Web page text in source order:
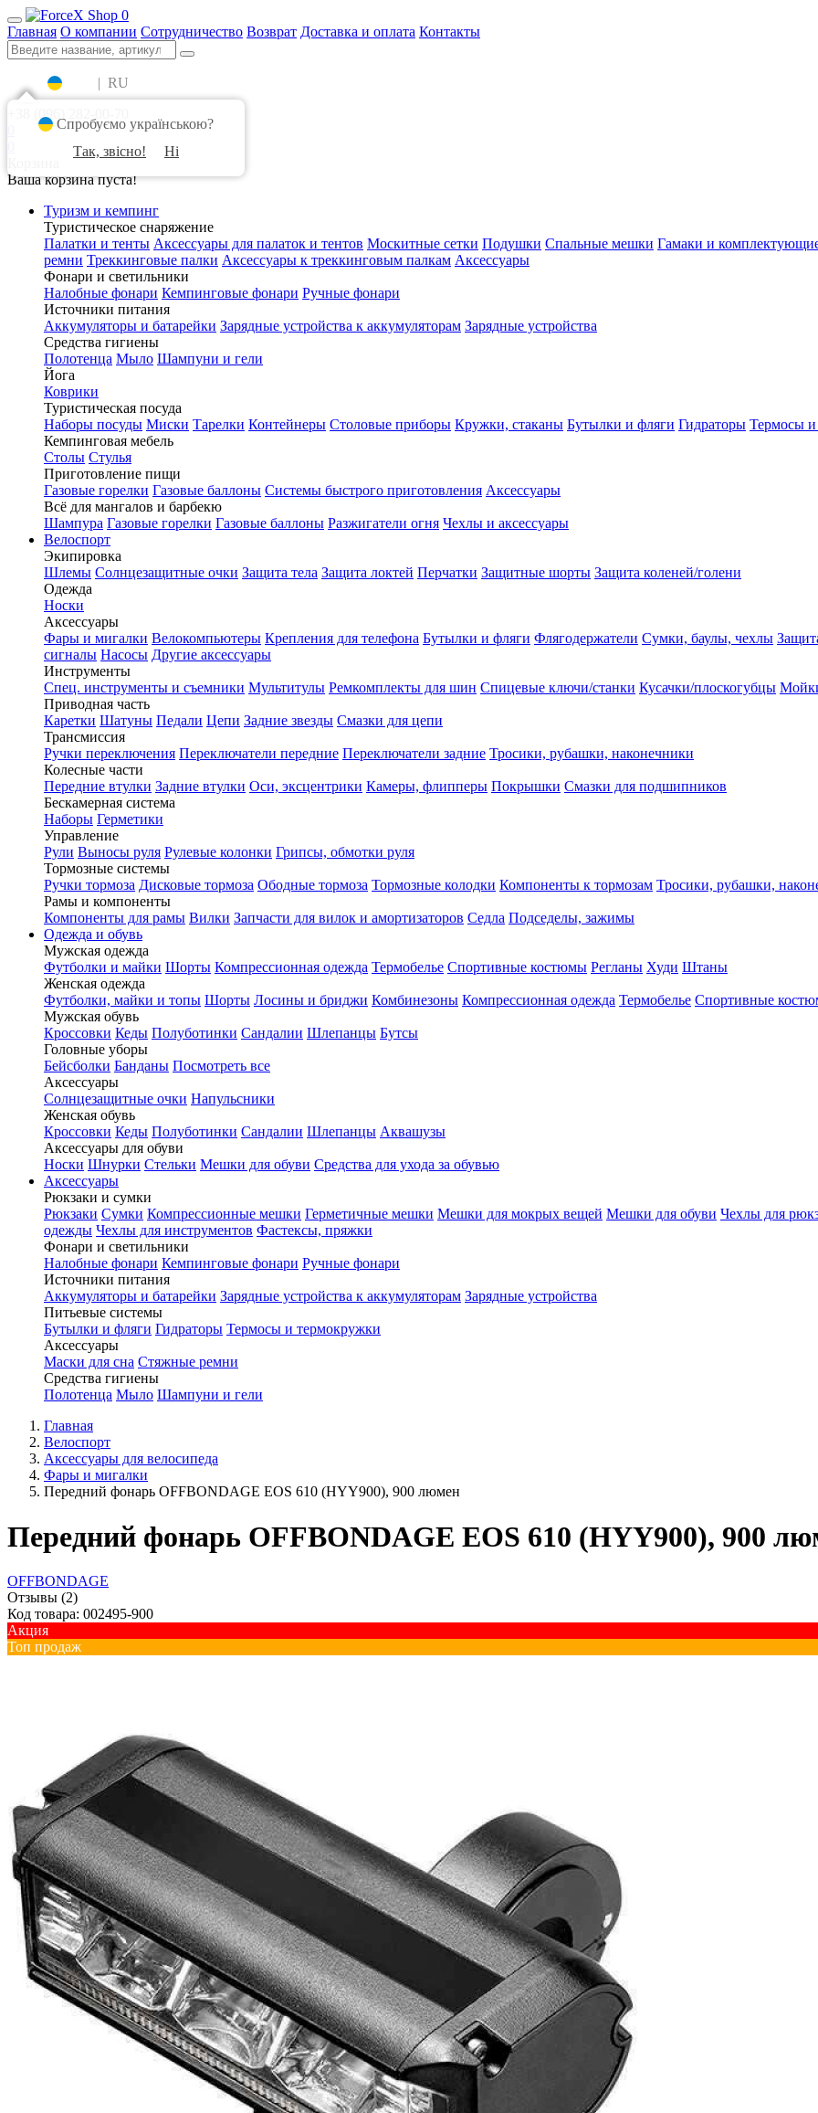
0
Главная О компании Сотрудничество Возврат Доставка и оплата Контакты
| RU
+38 (096) 282-00-70
Ваша корзина пуста!
Туризм и кемпинг
Туристическое снаряжение
Палатки и тенты Аксессуары для палаток и тентов Москитные сетки Подушки Спальные мешки Гамаки и
ремни Треккинговые палки Аксессуары к треккинговым палкам Аксессуары
Фонари и светильники
Налобные фонари Кемпинговые фонари Ручные фонари
Источники питания
Аккумуляторы и батарейки Зарядные устройства к аккумуляторам Зарядные устройства
Средства гигиены
Полотенца Мыло Шампуни и гели
Йога
Коврики
Туристическая посуда
Наборы посуды Миски Тарелки Контейнеры Столовые приборы Кружки, стаканы Бутылки и фляги Гидраторы Термосы
Кемпинговая мебель
Столы Стулья
Приготовление пищи
Газовые горелки Газовые баллоны Системы быстрого приготовления Аксессуары
Всё для мангалов и барбекю
Шампура Газовые горелки Газовые баллоны Разжигатели огня Чехлы и аксессуары
Велоспорт
Экипировка
Шлемы Солнцезащитные очки Защита тела Защита локтей Перчатки Защитные шорты Защита коленей/голени
Одежда
Носки
Аксессуары
Фары и мигалки Велокомпьютеры Крепления для телефона Бутылки и фляги Флягодержатели Сумки, баулы, чехлы
сигналы Насосы Другие аксессуары
Инструменты
Спец. инструменты и съемники Мультитулы Ремкомплекты для шин Спицевые ключи/станки Кусачки/плоскогубцы
Приводная часть
Каретки Шатуны Педали Цепи Задние звезды Смазки для цепи
Трансмиссия
Ручки переключения Переключатели передние Переключатели задние Тросики, рубашки, наконечники
Колесные части
Передние втулки Задние втулки Оси, эксцентрики Камеры, флипперы Покрышки Смазки для подшипников
Бескамерная система
Наборы Герметики
Управление
Рули Выносы руля Рулевые колонки Грипсы, обмотки руля
Тормозные системы
Ручки тормоза Дисковые тормоза Ободные тормоза Тормозные колодки Компоненты к тормозам Тросики, рубашки,
Рамы и компоненты
Компоненты для рамы Вилки Запчасти для вилок и амортизаторов Седла Подседелы, зажимы
Одежда и обувь
Мужская одежда
Футболки и майки Шорты Компрессионная одежда Термобелье Спортивные костюмы Регланы Худи Штаны
Женская одежда
Футболки, майки и топы Шорты Лосины и бриджи Комбинезоны Компрессионная одежда Термобелье Спортивные
Мужская обувь
Кроссовки Кеды Полуботинки Сандалии Шлепанцы Бутсы
Головные уборы
Бейсболки Банданы Посмотреть все
Аксессуары
Солнцезащитные очки Напульсники
Женская обувь
Кроссовки Кеды Полуботинки Сандалии Шлепанцы Аквашузы
Аксессуары для обуви
Носки Шнурки Стельки Мешки для обуви Средства для ухода за обувью
Аксессуары
Рюкзаки и сумки
Рюкзаки Сумки Компрессионные мешки Герметичные мешки Мешки для мокрых вещей Мешки для обуви Чехлы для
одежды Чехлы для инструментов Фастексы, пряжки
Фонари и светильники
Налобные фонари Кемпинговые фонари Ручные фонари
Источники питания
Аккумуляторы и батарейки Зарядные устройства к аккумуляторам Зарядные устройства
Питьевые системы
Бутылки и фляги Гидраторы Термосы и термокружки
Аксессуары
Маски для сна Стяжные ремни
Средства гигиены
Полотенца Мыло Шампуни и гели
Главная
Велоспорт
Аксессуары для велосипеда
Фары и мигалки
Передний фонарь OFFBONDAGE EOS 610 (HYY900), 900 люмен
Передний фонарь OFFBONDAGE EOS 610 (HYY900), 900
OFFBONDAGE
Отзывы (2)
Код товара: 002495-900
Акция
Топ продаж
Спробуємо українською?
Так, звісно!
Ні